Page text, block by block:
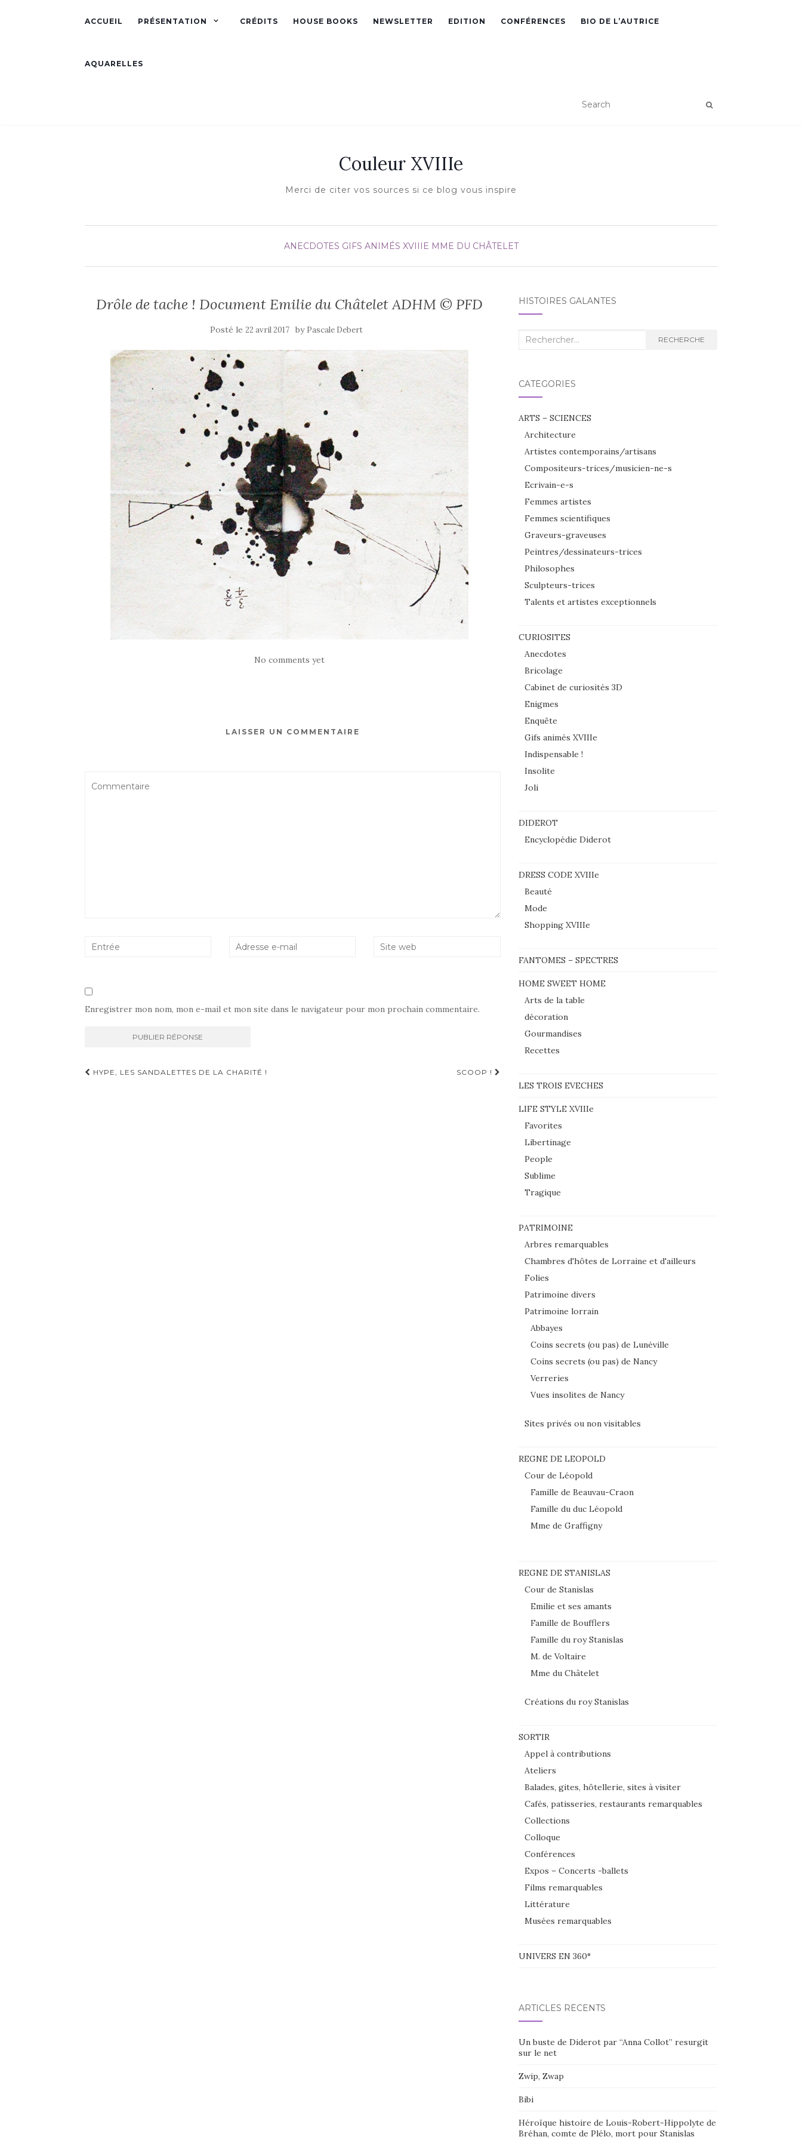
ACCUEIL PRÉSENTATION CRÉDITS HOUSE BOOKS NEWSLETTER EDITION CONFÉRENCES BIO DE L’AUTRICE
AQUARELLES
Couleur XVIIIe
Merci de citer vos sources si ce blog vous inspire
ANECDOTES GIFS ANIMÉS XVIIIE MME DU CHÂTELET
Drôle de tache ! Document Emilie du Châtelet ADHM © PFD
Posté le22 avril 2017 by Pascale Debert
No comments yet
LAISSER UN COMMENTAIRE
Enregistrer mon nom, mon e-mail et mon site dans le navigateur pour mon prochain commentaire.
Navigation
HYPE, LES SANDALETTES DE LA CHARITÉ ! SCOOP !
HISTOIRES GALANTES
Recherche
RECHERCHE
CATÉGORIES
ARTS – SCIENCES
Architecture
Artistes contemporains/artisans
Compositeurs-trices/musicien-ne-s
Ecrivain-e-s
Femmes artistes
Femmes scientifiques
Graveurs-graveuses
Peintres/dessinateurs-trices
Philosophes
Sculpteurs-trices
Talents et artistes exceptionnels
CURIOSITES
Anecdotes
Bricolage
Cabinet de curiosités 3D
Enigmes
Enquête
Gifs animés XVIIIe
Indispensable !
Insolite
Joli
DIDEROT
Encyclopédie Diderot
DRESS CODE XVIIIe
Beauté
Mode
Shopping XVIIIe
FANTOMES – SPECTRES
HOME SWEET HOME
Arts de la table
décoration
Gourmandises
Recettes
LES TROIS EVECHES
LIFE STYLE XVIIIe
Favorites
Libertinage
People
Sublime
Tragique
PATRIMOINE
Arbres remarquables
Chambres d'hôtes de Lorraine et d'ailleurs
Folies
Patrimoine divers
Patrimoine lorrain
Abbayes
Coins secrets (ou pas) de Lunéville
Coins secrets (ou pas) de Nancy
Verreries
Vues insolites de Nancy
Sites privés ou non visitables
REGNE DE LEOPOLD
Cour de Léopold
Famille de Beauvau-Craon
Famille du duc Léopold
Mme de Graffigny
REGNE DE STANISLAS
Cour de Stanislas
Emilie et ses amants
Famille de Boufflers
Famille du roy Stanislas
M. de Voltaire
Mme du Châtelet
Créations du roy Stanislas
SORTIR
Appel à contributions
Ateliers
Balades, gites, hôtellerie, sites à visiter
Cafés, patisseries, restaurants remarquables
Collections
Colloque
Conférences
Expos – Concerts -ballets
Films remarquables
Littérature
Musées remarquables
UNIVERS EN 360°
ARTICLES RÉCENTS
Un buste de Diderot par “Anna Collot” resurgit
sur le net
Zwip, Zwap
Bibi
Héroïque histoire de Louis-Robert-Hippolyte de
Bréhan, comte de Plélo, mort pour Stanislas